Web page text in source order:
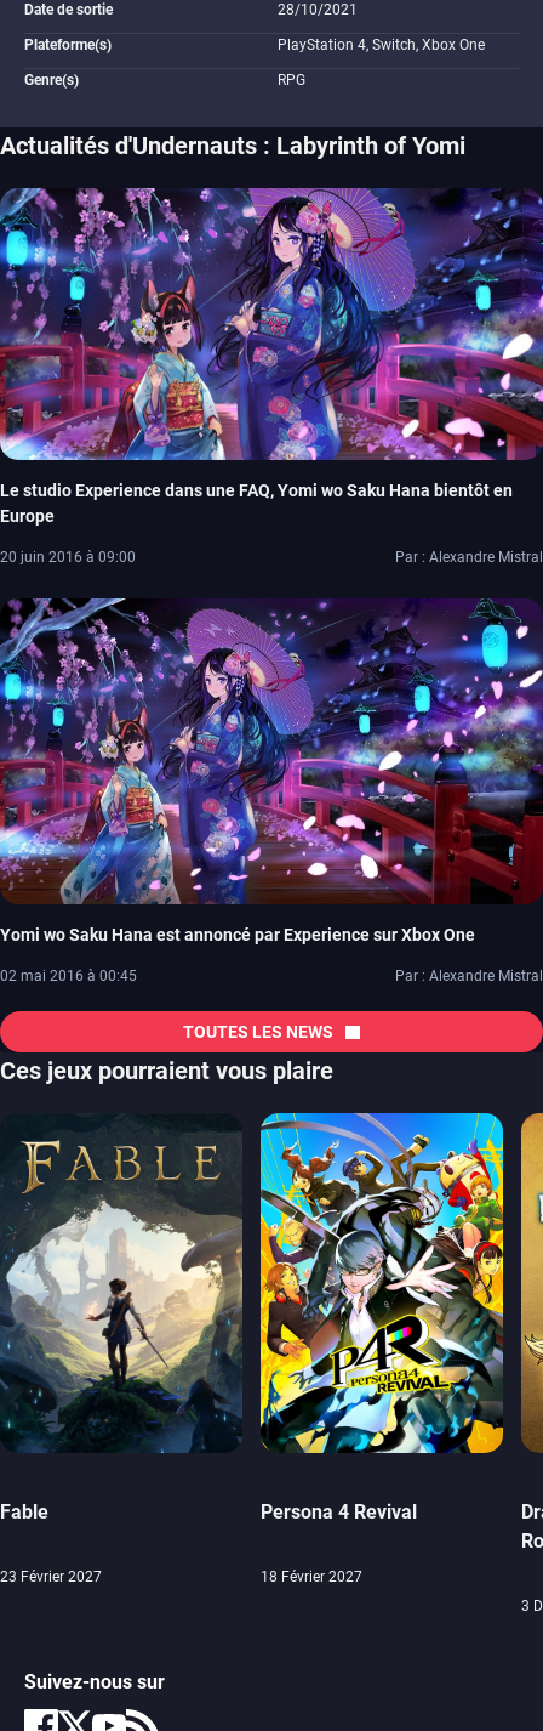
Date de sortie 28/10/2021
Plateforme(s) PlayStation 4, Switch, Xbox One
Genre(s) RPG
Actualités d'Undernauts : Labyrinth of Yomi
Le studio Experience dans une FAQ, Yomi wo Saku Hana bientôt en
Europe
20 juin 2016 à 09:00 Par : Alexandre Mistral
Yomi wo Saku Hana est annoncé par Experience sur Xbox One
02 mai 2016 à 00:45 Par : Alexandre Mistral
TOUTES LES NEWS
Ces jeux pourraient vous plaire
Fable
23 Février 2027
Persona 4 Revival
18 Février 2027
3
Suivez-nous sur